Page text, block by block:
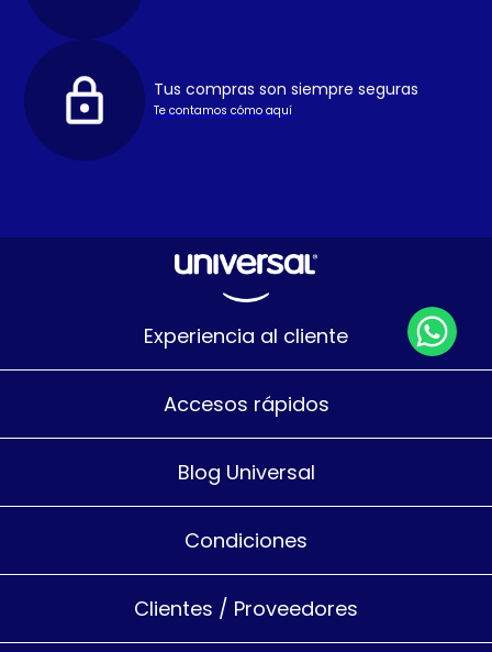
Tus compras son siempre seguras
Te contamos cómo aquí
Experiencia al cliente
Accesos rápidos
Blog Universal
Condiciones
Clientes / Proveedores